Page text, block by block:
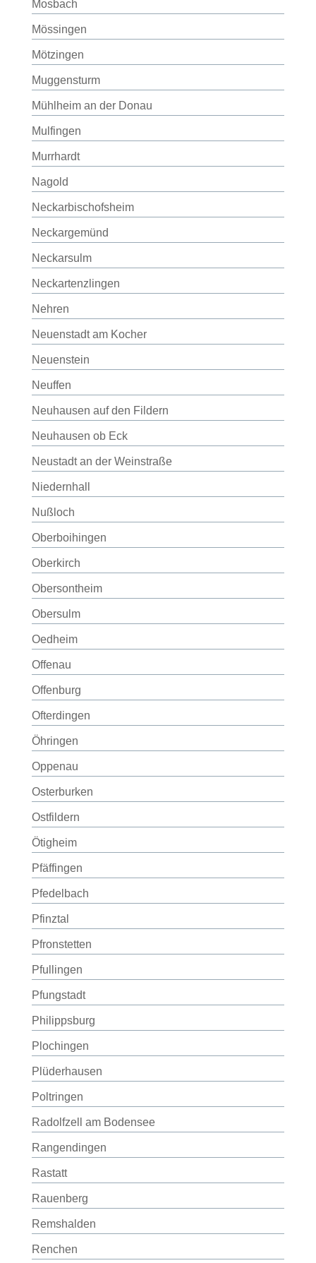
Mosbach
Mössingen
Mötzingen
Muggensturm
Mühlheim an der Donau
Mulfingen
Murrhardt
Nagold
Neckarbischofsheim
Neckargemünd
Neckarsulm
Neckartenzlingen
Nehren
Neuenstadt am Kocher
Neuenstein
Neuffen
Neuhausen auf den Fildern
Neuhausen ob Eck
Neustadt an der Weinstraße
Niedernhall
Nußloch
Oberboihingen
Oberkirch
Obersontheim
Obersulm
Oedheim
Offenau
Offenburg
Ofterdingen
Öhringen
Oppenau
Osterburken
Ostfildern
Ötigheim
Pfäffingen
Pfedelbach
Pfinztal
Pfronstetten
Pfullingen
Pfungstadt
Philippsburg
Plochingen
Plüderhausen
Poltringen
Radolfzell am Bodensee
Rangendingen
Rastatt
Rauenberg
Remshalden
Renchen